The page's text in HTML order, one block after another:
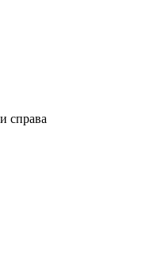
справа